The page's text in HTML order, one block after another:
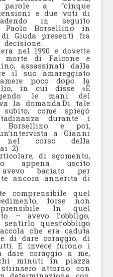
a “cinque
e due voti di
in seguito
Borsellino in
Giuda presenti fra
nel 1990 e dovette
morte di Falcone e
assassinati dalla
il suo amareggiato
poco dopo la
in cui disse «È
le mani del
la domanda.Di tale
come spiegò
durante i
Borsellino e poi,
a Gianni
corso della
2):
di sgomento,
appena uscito
baciato per
ancora annerita di
comprensibile quel
forse non
In quel
– avevo l’obbligo,
quest’obbligo
che era caduta
di dare coraggio, di
E invece furono i
dare coraggio a me,
minuti in piazza
attorno con